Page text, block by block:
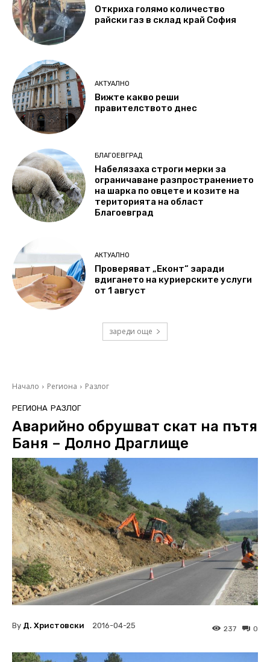
Откриха голямо количество
райски газ в склад край София
АКТУАЛНО
Вижте какво реши
правителството днес
БЛАГОЕВГРАД
Набелязаха строги мерки за
ограничаване разпространението
на шарка по овцете и козите на
територията на област
Благоевград
АКТУАЛНО
Проверяват „Еконт“ заради
вдигането на куриерските услуги
от 1 август
зареди още